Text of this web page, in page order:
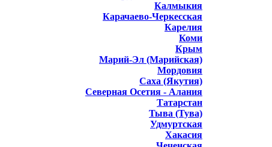
Калмыкия
Карачаево-Черкесская
Карелия
Коми
Крым
Марий-Эл (Марийская)
Мордовия
Саха (Якутия)
Северная Осетия - Алания
Татарстан
Тыва (Тува)
Удмуртская
Хакасия